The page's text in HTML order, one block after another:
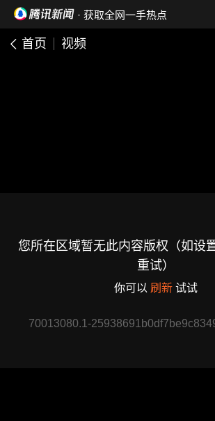
· 获取全网一手热点
首页 视频
您所在区域暂无此内容版权（如设
重试）
你可以 刷新 试试
70013080.1-